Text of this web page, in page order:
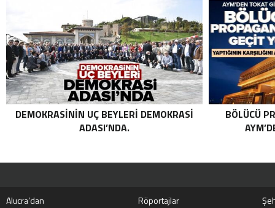
ORTAK OPERASYON! KIRMIZI
KATEGORIDEKI TERÖRIST NAZLI
TAŞPINAR ETKISIZ HALE GETIRILDI .
DEMOKRASININ UÇ BEYLERI DEMOKRASI
ADASI’NDA.
BÖLÜCÜ
Alucra’dan Röportajlar